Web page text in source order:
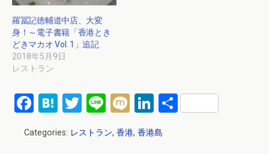
羅冨記徳輔道中店、大変
身！～電子書籍「香港とき
どきマカオ Vol. 1」追記
2018年5月9日
レストラン
F
ce
H
e
T
tt
Li
e
M
ixi
Li
n
ke
共
Categories: レストラン, 香港, 香港島